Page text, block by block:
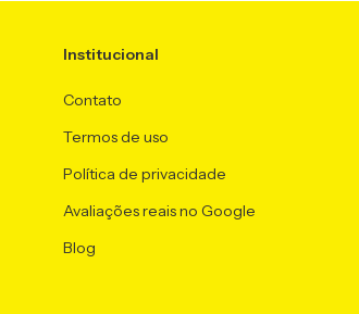
Institucional
Contato
Termos de uso
Política de privacidade
Avaliações reais no Google
Blog